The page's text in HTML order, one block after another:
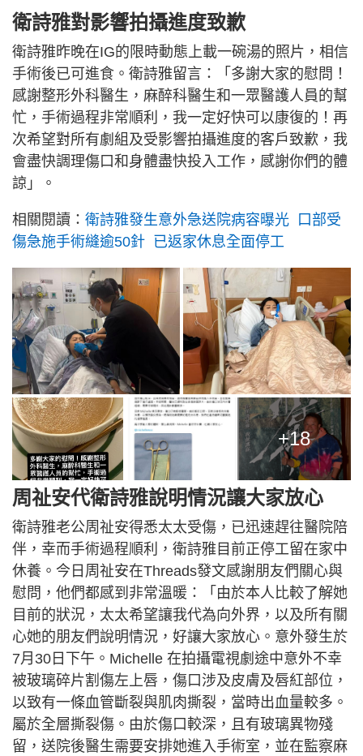
衛詩雅對影響拍攝進度致歉
衛詩雅昨晚在IG的限時動態上載一碗湯的照片，相信
手術後已可進食。衛詩雅留言：「多謝大家的慰問！
感謝整形外科醫生，麻醉科醫生和一眾醫護人員的幫
忙，手術過程非常順利，我一定好快可以康復的！再
次希望對所有劇組及受影響拍攝進度的客戶致歉，我
會盡快調理傷口和身體盡快投入工作，感謝你們的體
諒」。
相關閱讀： 衛詩雅發生意外急送院病容曝光 口部受
傷急施手術縫逾50針 已返家休息全面停工
+18
周祉安代衛詩雅說明情況讓大家放心
衛詩雅老公周祉安得悉太太受傷，已迅速趕往醫院陪
伴，幸而手術過程順利，衛詩雅目前正停工留在家中
休養。今日周祉安在Threads發文感謝朋友們關心與
慰問，他們都感到非常溫暖：「由於本人比較了解她
目前的狀況，太太希望讓我代為向外界，以及所有關
心她的朋友們說明情況，好讓大家放心。意外發生於
7月30日下午。Michelle 在拍攝電視劇途中意外不幸
被玻璃碎片割傷左上唇，傷口涉及皮膚及唇紅部位，
以致有一條血管斷裂與肌肉撕裂，當時出血量較多。
屬於全層撕裂傷。由於傷口較深，且有玻璃異物殘
留，送院後醫生需要安排她進入手術室，並在監察麻